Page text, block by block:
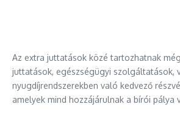
Az extra juttatások közé tartozhatnak
juttatások, egészségügyi szolgáltatások,
nyugdíjrendszerekben való kedvező
amelyek mind hozzájárulnak a bírói pálya